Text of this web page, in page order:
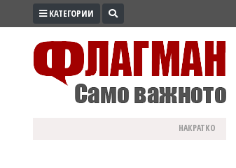
ПРОМО
КАТЕГОРИИ
НАКРАТКО